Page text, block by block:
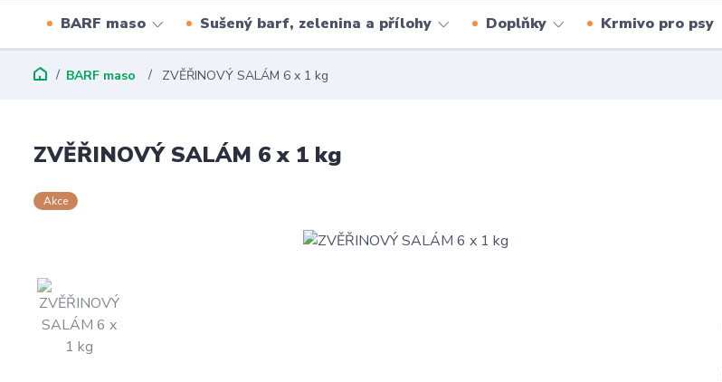
BARF maso Sušený barf, zelenina a přílohy Doplňky Krmivo pro psy
BARF maso ZVĚŘINOVÝ SALÁM 6 x 1 kg
ZVĚŘINOVÝ SALÁM 6 x 1 kg
Akce